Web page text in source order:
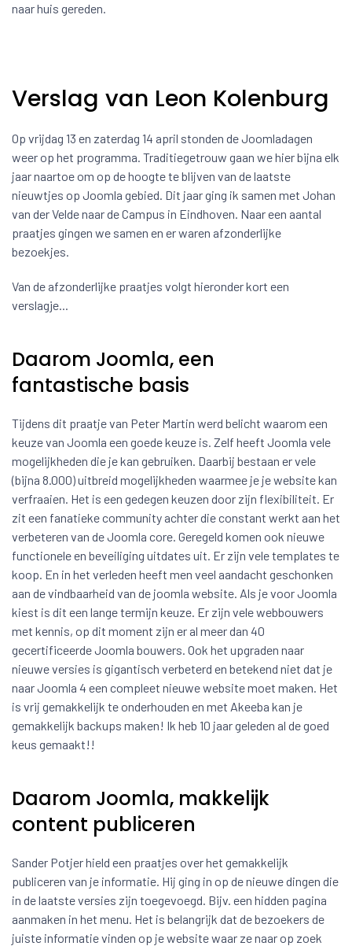
naar huis gereden.
Verslag van Leon Kolenburg
Op vrijdag 13 en zaterdag 14 april stonden de Joomladagen
weer op het programma. Traditiegetrouw gaan we hier bijna elk
jaar naartoe om op de hoogte te blijven van de laatste
nieuwtjes op Joomla gebied. Dit jaar ging ik samen met Johan
van der Velde naar de Campus in Eindhoven. Naar een aantal
praatjes gingen we samen en er waren afzonderlijke
bezoekjes.
Van de afzonderlijke praatjes volgt hieronder kort een
verslagje...
Daarom Joomla, een
fantastische basis
Tijdens dit praatje van Peter Martin werd belicht waarom een
keuze van Joomla een goede keuze is. Zelf heeft Joomla vele
mogelijkheden die je kan gebruiken. Daarbij bestaan er vele
(bijna 8.000) uitbreid mogelijkheden waarmee je je website kan
verfraaien. Het is een gedegen keuzen door zijn flexibiliteit. Er
zit een fanatieke community achter die constant werkt aan het
verbeteren van de Joomla core. Geregeld komen ook nieuwe
functionele en beveiliging uitdates uit. Er zijn vele templates te
koop. En in het verleden heeft men veel aandacht geschonken
aan de vindbaarheid van de joomla website. Als je voor Joomla
kiest is dit een lange termijn keuze. Er zijn vele webbouwers
met kennis, op dit moment zijn er al meer dan 40
gecertificeerde Joomla bouwers. Ook het upgraden naar
nieuwe versies is gigantisch verbeterd en betekend niet dat je
naar Joomla 4 een compleet nieuwe website moet maken. Het
is vrij gemakkelijk te onderhouden en met Akeeba kan je
gemakkelijk backups maken! Ik heb 10 jaar geleden al de goed
keus gemaakt!!
Daarom Joomla, makkelijk
content publiceren
Sander Potjer hield een praatjes over het gemakkelijk
publiceren van je informatie. Hij ging in op de nieuwe dingen die
in de laatste versies zijn toegevoegd. Bijv. een hidden pagina
aanmaken in het menu. Het is belangrijk dat de bezoekers de
juiste informatie vinden op je website waar ze naar op zoek